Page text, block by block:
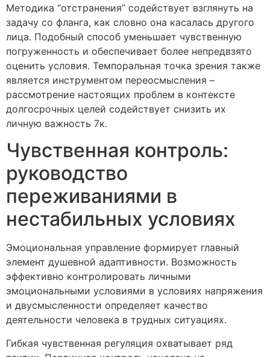
Методика “отстранения” содействует взглянуть на
задачу со фланга, как словно она касалась другого
лица. Подобный способ уменьшает чувственную
погруженность и обеспечивает более непредвзято
оценить условия. Темпоральная точка зрения также
является инструментом переосмысления –
рассмотрение настоящих проблем в контексте
долгосрочных целей содействует снизить их
личную важность 7к.
Чувственная контроль:
руководство
переживаниями в
нестабильных условиях
Эмоциональная управление формирует главный
элемент душевной адаптивности. Возможность
эффективно контролировать личными
эмоциональными условиями в условиях напряжения
и двусмысленности определяет качество
деятельности человека в трудных ситуациях.
Гибкая чувственная регуляция охватывает ряд